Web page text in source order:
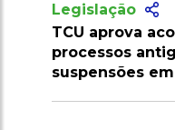
Legislação
Chaco
investimentos
potência